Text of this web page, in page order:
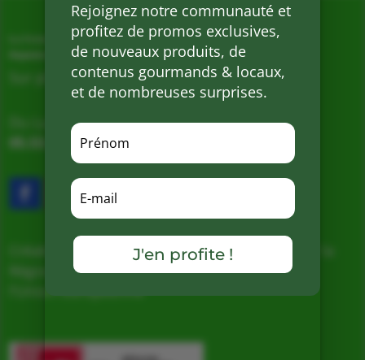
La Ferme de Vialard
Magasin de producteurs depuis 2005
Sur place, Livraison et Expéditions
Du Lundi au Samedi de 9h à 19h
05.53.31.98.50–Accès & Contact
Création d’un nouveau magasin, soutenu par la
Région Nouvelle Aquitaine et cofinancé par
l’Union européenne
Rejoignez notre communauté et
profitez de promos exclusives,
de nouveaux produits, de
contenus gourmands & locaux,
et de nombreuses surprises.
J'en profite !